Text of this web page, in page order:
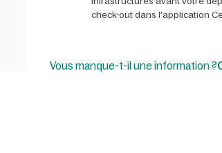
check-out dans l'application
Vous manque-t-il une information ?